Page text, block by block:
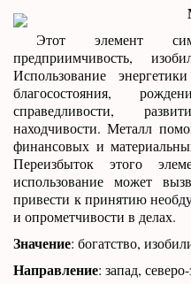
Этот элемент
предприимчивость,
Использование
благосостояния,
справедливости,
находчивости. Металл
финансовых и
Переизбыток этого
использование может
привести к принятию
и опрометчивости в делах.
Значение: богатство,
Направление: запад,